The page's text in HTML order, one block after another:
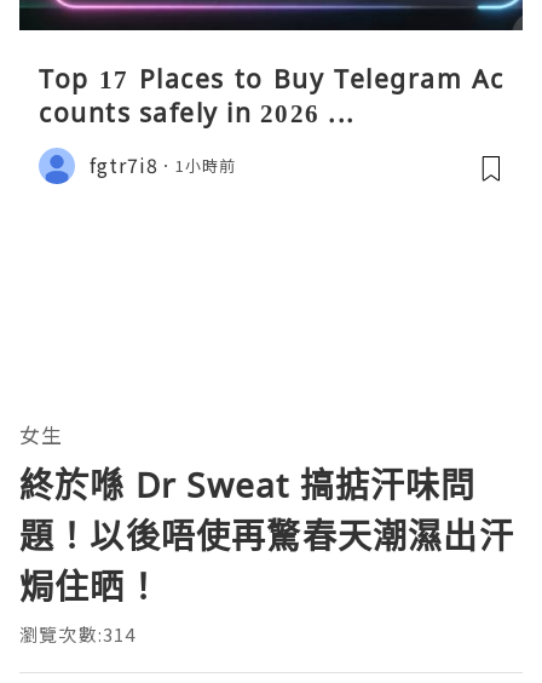
Top 17 Places to Buy Telegram Ac
counts safely in 2026 ...
fgtr7i8 1小時前
女生
終於喺 Dr Sweat 搞掂汗味問
題！以後唔使再驚春天潮濕出汗
焗住晒！
瀏覽次數:314